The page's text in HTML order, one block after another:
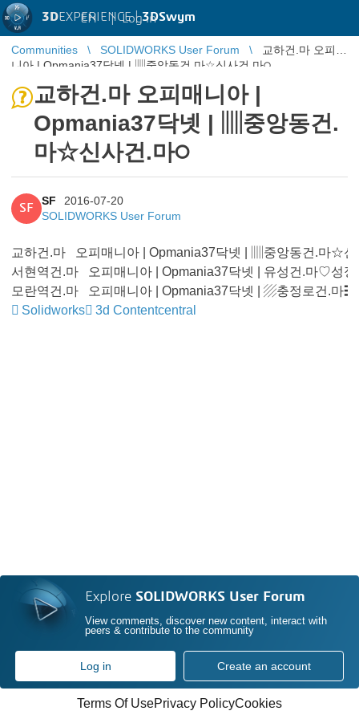
3DEXPERIENCE |3DSwym
EN | Log in
Communities SOLIDWORKS User Forum
교하건.마 오피매
니아 | Opmania37닥넷 | ▥중앙동건.마☆신사건.마੦
교하건.마 오피매니아 |
Opmania37닥넷 | ▥중앙동건.
마☆신사건.마੦
SF
SF
2016-07-20
SOLIDWORKS User Forum
교하건.마 오피매니아 | Opmania37닥넷 | ▥중앙동건.마☆
서현역건.마 오피매니아 | Opmania37닥넷 | 유성건.마♡성
모란역건.마 오피매니아 | Opmania37닥넷 | ▨충정로건.마
Solidworks
3d Contentcentral
Explore SOLIDWORKS User Forum
View comments, discover new content, interact with
peers & contribute to the community
Log in Create an account
Terms Of UsePrivacy PolicyCookies